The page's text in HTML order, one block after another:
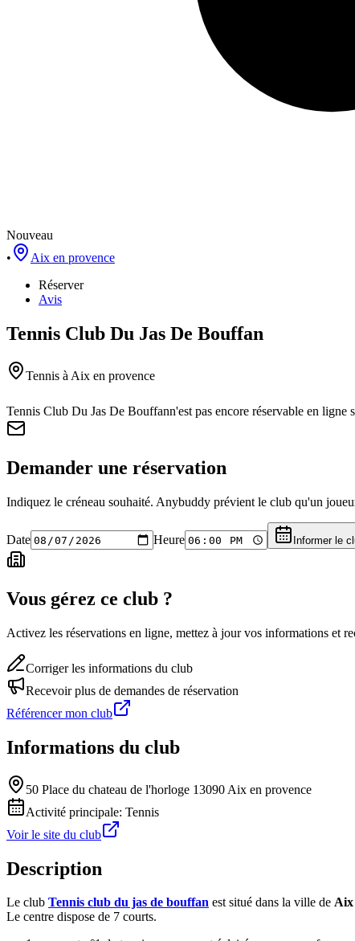
Nouveau
•
Aix en provence
Réserver
Avis
Tennis Club Du Jas De Bouffan
Tennis à Aix en provence
Tennis Club Du Jas De Bouffann'est pas encore réservable en ligne
Demander une réservation
Indiquez le créneau souhaité. Anybuddy prévient le club qu'un
Date Heure Informer le
Vous gérez ce club ?
Activez les réservations en ligne, mettez à jour vos informations et
Corriger les informations du club
Recevoir plus de demandes de réservation
Référencer mon club
Informations du club
50 Place du chateau de l'horloge 13090 Aix en provence
Activité principale: Tennis
Voir le site du club
Description
Le club Tennis club du jas de bouffan est situé dans la ville de Aix
Le centre dispose de 7 courts.